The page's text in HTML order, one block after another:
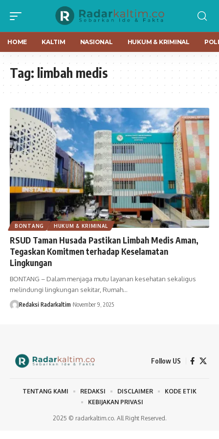
HOME KALTIM NASIONAL HUKUM & KRIMINAL
Tag: limbah medis
BONTANG HUKUM & KRIMINAL
RSUD Taman Husada Pastikan Limbah Medis Aman,
Tegaskan Komitmen terhadap Keselamatan
Lingkungan
BONTANG – Dalam menjaga mutu layanan kesehatan sekaligus
melindungi lingkungan sekitar, Rumah…
Redaksi Radarkaltim November 9, 2025
Follow US
2025 © radarkaltim.co. All Right Reserved.
TENTANG KAMI REDAKSI DISCLAIMER
KODE ETIK
KEBIJAKAN PRIVASI